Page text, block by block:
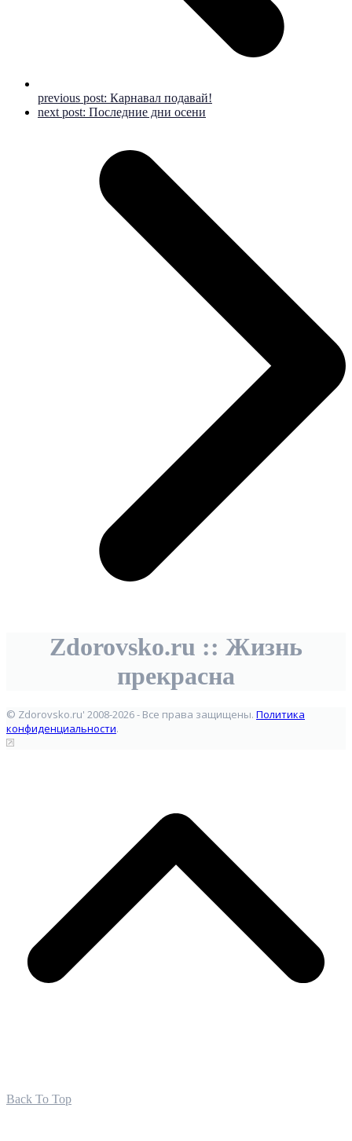
previous post: Карнавал подавай!
next post: Последние дни осени
Zdorovsko.ru :: Жизнь
прекрасна
© Zdorovsko.ru' 2008-2026 - Все права защищены. Политика
конфиденциальности.
Back To Top